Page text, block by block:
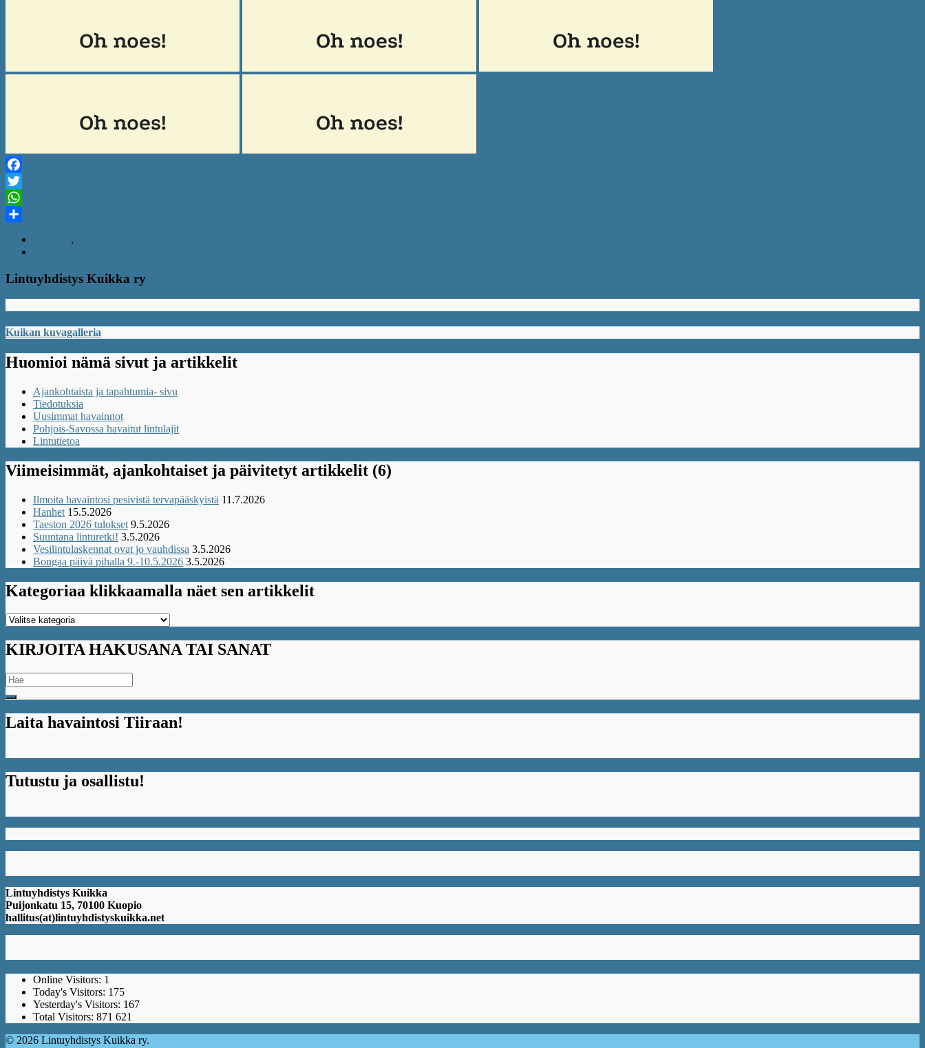
Facebook
Twitter
WhatsApp
,
Lintuyhdistys Kuikka ry
Kuikan kuvagalleria
Huomioi nämä sivut ja artikkelit
Ajankohtaista ja tapahtumia- sivu
Tiedotuksia
Uusimmat havainnot
Pohjois-Savossa havaitut lintulajit
Lintutietoa
Viimeisimmät, ajankohtaiset ja päivitetyt artikkelit (6)
Ilmoita havaintosi pesivistä tervapääskyistä 11.7.2026
Hanhet 15.5.2026
Taeston 2026 tulokset 9.5.2026
Suuntana linturetki! 3.5.2026
Vesilintulaskennat ovat jo vauhdissa 3.5.2026
Bongaa päivä pihalla 9.-10.5.2026 3.5.2026
Kategoriaa klikkaamalla näet sen artikkelit
Kategoriaa
näet
sen
KIRJOITA HAKUSANA TAI SANAT
Search
for:
Laita havaintosi Tiiraan!
Tutustu ja osallistu!
Lintuyhdistys Kuikka
Puijonkatu 15, 70100 Kuopio
hallitus(at)lintuyhdistyskuikka.net
Online Visitors: 1
Today's Visitors: 175
Yesterday's Visitors: 167
Total Visitors: 871 621
© 2026 Lintuyhdistys Kuikka ry.